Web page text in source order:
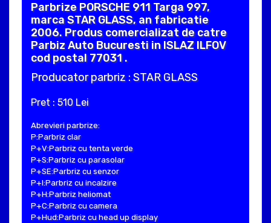
Parbrize PORSCHE 911 Targa 997,
marca STAR GLASS, an fabricatie
2006. Produs comercializat de catre
Parbiz Auto Bucuresti in ISLAZ ILFOV
cod postal 77031 .
Producator parbriz : STAR GLASS
Pret : 510 Lei
Abrevieri parbrize:
P:Parbriz clar
P+V:Parbriz cu tenta verde
P+S:Parbriz cu parasolar
P+SE:Parbriz cu senzor
P+I:Parbriz cu incalzire
P+H:Parbriz heliomat
P+C:Parbriz cu camera
P+Hud:Parbriz cu head up display